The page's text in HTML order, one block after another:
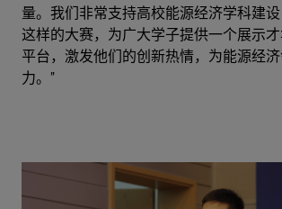
量。我们非常支持高校能源经济学科建
这样的大赛，为广大学子提供一个展示
平台，激发他们的创新热情，为能源经
力。”